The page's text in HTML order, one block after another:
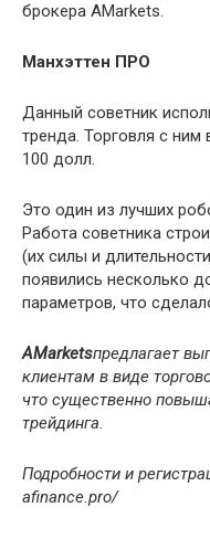
брокера AMarkets.
Манхэттен ПРО
Данный советник
тренда. Торговля с
100 долл.
Это один из лучших
Работа советника
(их силы и
появились несколько
параметров, что
AMarketsпредлагает
клиентам в виде
что существенно
трейдинга.
Подробности и
afinance.pro/